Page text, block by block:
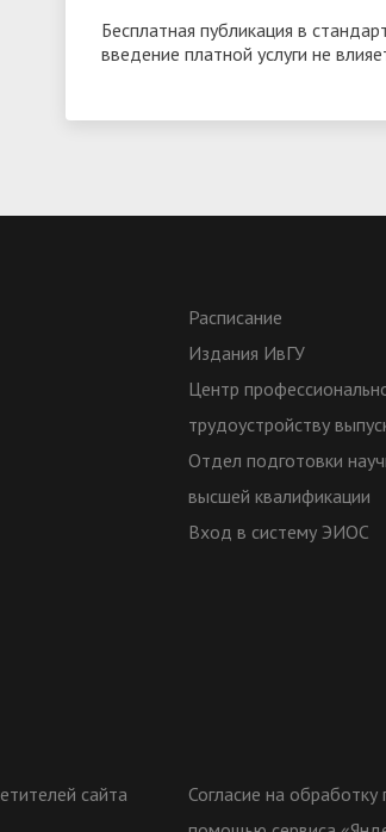
Бесплатная публикация в
введение платной услуги не
Расписание
Издания ИвГУ
Центр
трудоустройству
Отдел подготовки
высшей квалификации
Вход в систему ЭИОС
сайта
Согласие на